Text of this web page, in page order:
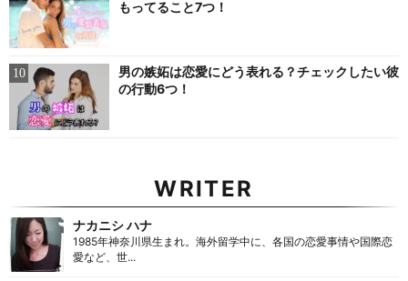
もってること7つ！
男の嫉妬は恋愛にどう表れる？チェックしたい彼
の行動6つ！
WRITER
ナカニシ ハナ
1985年神奈川県生まれ。海外留学中に、各国の恋愛事情や国際恋
愛など、世...